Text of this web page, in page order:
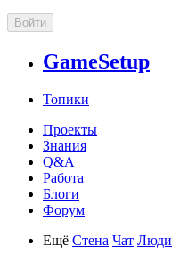
Войти
GameSetup
Топики
Проекты
Знания
Q&A
Работа
Блоги
Форум
Ещё Стена Чат Люди